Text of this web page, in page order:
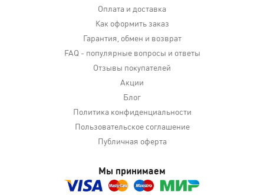
Оплата и доставка
Как оформить заказ
Гарантия, обмен и возврат
FAQ - популярные вопросы и ответы
Отзывы покупателей
Акции
Блог
Политика конфиденциальности
Пользовательское соглашение
Публичная оферта
Мы принимаем